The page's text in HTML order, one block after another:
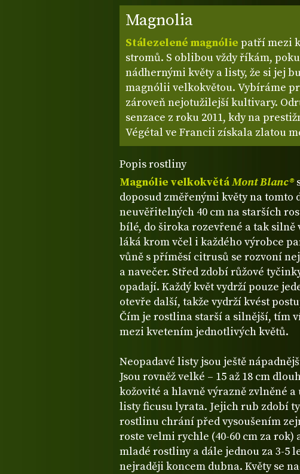
Magnolia
Stálezelené magnólie patří mezi
stromů. S oblibou vždy říkám,
nádhernými květy a listy, že si jej
magnólii velkokvětou. Vybíráme
zároveň nejotužilejší kultivary.
senzace z roku 2011, kdy na
Végétal ve Francii získala zlatou
Popis rostliny
Magnólie velkokvětáMont Blanc®
doposud změřenými květy na tomto
neuvěřitelných 40 cm na starších
bílé, do široka rozevřené a tak silně
láká krom včel i každého výrobce
vůně s příměsí citrusů se rozvoní
a navečer. Střed zdobí růžové
opadají. Každý květ vydrží pouze
otevře další, takže vydrží kvést
Čím je rostlina starší a silnější, tím
mezi kvetením jednotlivých květů.
Neopadavé listy jsou ještě
Jsou rovněž velké – 15 až 18 cm
kožovité a hlavně výrazně zvlněné
listy ficusu lyrata. Jejich rub zdobí
rostlinu chrání před vysoušením
roste velmi rychle (40-60 cm za rok)
mladé rostliny a dále jednou za 3-5
nejraději koncem dubna. Květy se